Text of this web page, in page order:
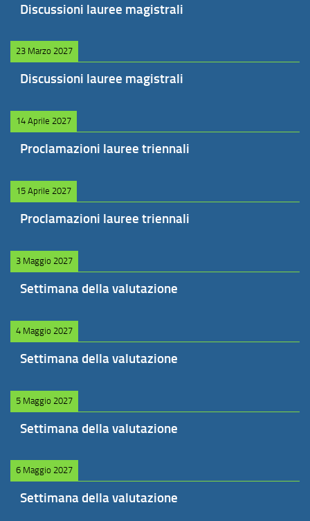
Discussioni lauree magistrali
23 Marzo 2027
Discussioni lauree magistrali
14 Aprile 2027
Proclamazioni lauree triennali
15 Aprile 2027
Proclamazioni lauree triennali
3 Maggio 2027
Settimana della valutazione
4 Maggio 2027
Settimana della valutazione
5 Maggio 2027
Settimana della valutazione
6 Maggio 2027
Settimana della valutazione